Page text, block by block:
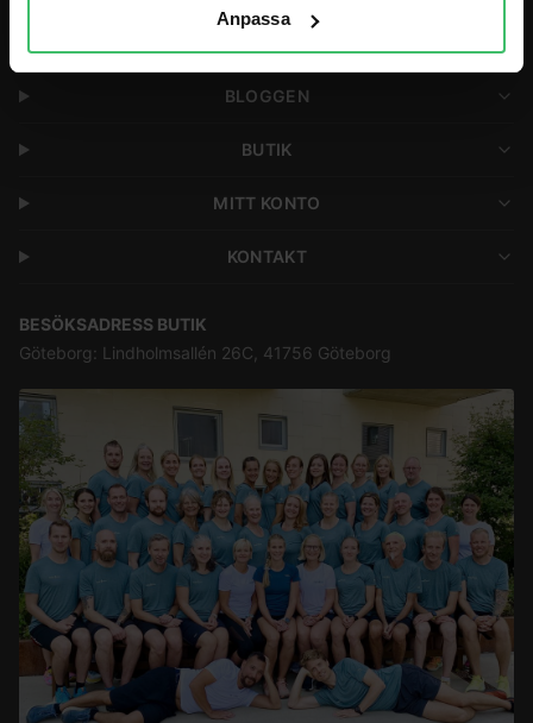
Anpassa
BLOGGEN
BUTIK
MITT KONTO
KONTAKT
BESÖKSADRESS BUTIK
Göteborg: Lindholmsallén 26C, 41756 Göteborg